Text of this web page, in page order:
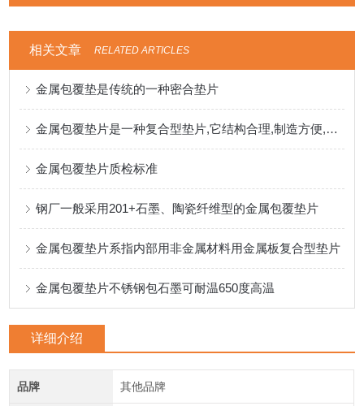
相关文章 RELATED ARTICLES
金属包覆垫是传统的一种密合垫片
金属包覆垫片是一种复合型垫片,它结构合理,制造方便,其密封性能较好
金属包覆垫片质检标准
钢厂一般采用201+石墨、陶瓷纤维型的金属包覆垫片
金属包覆垫片系指内部用非金属材料用金属板复合型垫片
金属包覆垫片不锈钢包石墨可耐温650度高温
详细介绍
品牌 其他品牌